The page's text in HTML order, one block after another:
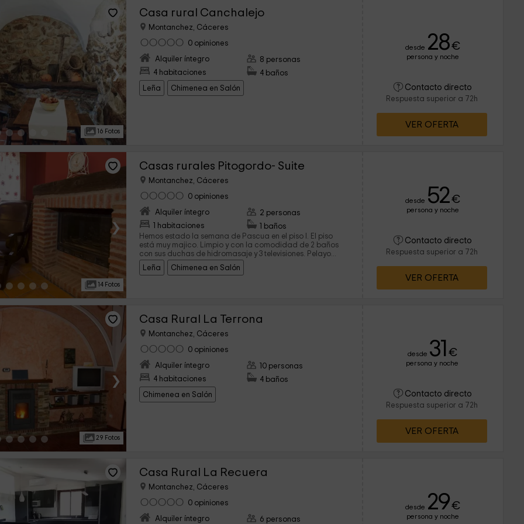
›
16 Fotos
Casa rural Canchalejo
Montanchez, Cáceres
0 opiniones
Alquiler íntegro
4 habitaciones
8 personas
4 baños
Leña Chimenea en Salón
desde 28€
persona y noche
Contacto directo
Respuesta superior a 72h
VER OFERTA
›
14 Fotos
Casas rurales Pitogordo- Suite
Montanchez, Cáceres
0 opiniones
Alquiler íntegro
1 habitaciones
2 personas
1 baños
Hemos estado la semana de Pascua en el piso I. El piso
está muy majico. Limpio y con la comodidad de 2 baños
con sus duchas de hidromasaje y 3 televisiones. Pelayo
atentísimo con la casa y con su bar. Felisi siempre y en todo
momento preparada. Nos traía las cosas para desayunar.
Leña Chimenea en Salón
desde 52€
persona y noche
Contacto directo
Respuesta superior a 72h
VER OFERTA
›
29 Fotos
Casa Rural La Terrona
Montanchez, Cáceres
0 opiniones
Alquiler íntegro
4 habitaciones
10 personas
4 baños
Chimenea en Salón
desde 31 €
persona y noche
Contacto directo
Respuesta superior a 72h
VER OFERTA
Casa Rural La Recuera
Montanchez, Cáceres
0 opiniones
Alquiler íntegro
6 personas
desde 29€
persona y noche